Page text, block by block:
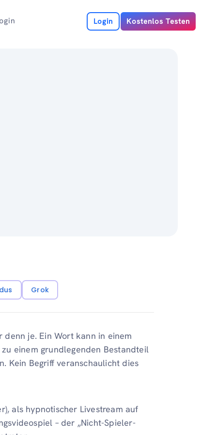
Login Kostenlos Testen
Grok
je. Ein Wort kann in einem
einem grundlegenden Bestandteil
Kein Begriff veranschaulicht dies
als hypnotischer Livestream auf
– der „Nicht-Spieler-